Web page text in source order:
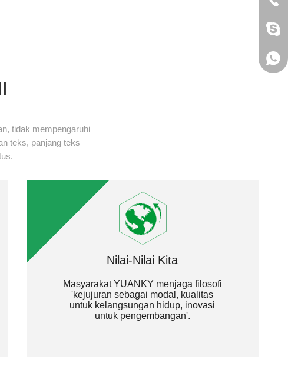
tidak mempengaruhi
teks, panjang teks
Nilai-Nilai Kita
Masyarakat YUANKY menjaga filosofi
'kejujuran sebagai modal, kualitas
untuk kelangsungan hidup, inovasi
untuk pengembangan'.​​​​​​​
+86